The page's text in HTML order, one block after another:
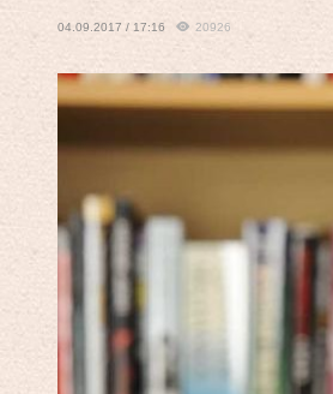
04.09.2017 / 17:16 20926